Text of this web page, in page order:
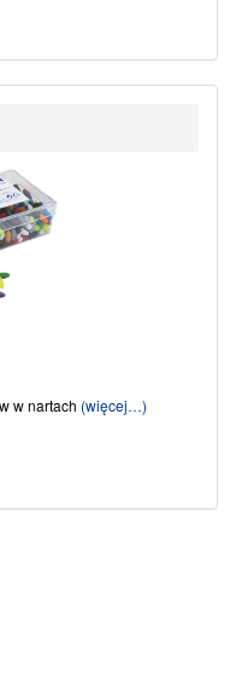
w nartach (więcej…)